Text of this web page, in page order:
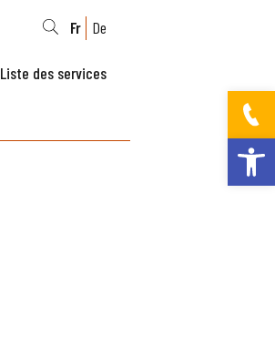
Ouvrir la
Fr De
Liste des services